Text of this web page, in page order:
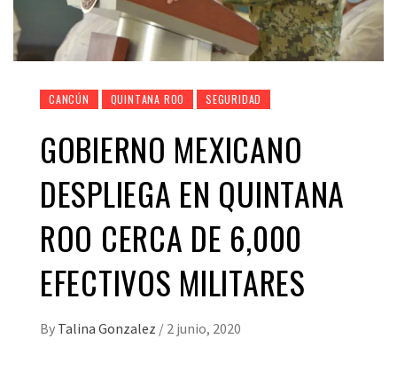
CANCÚN QUINTANA ROO SEGURIDAD
GOBIERNO MEXICANO
DESPLIEGA EN QUINTANA
ROO CERCA DE 6,000
EFECTIVOS MILITARES
By Talina Gonzalez / 2 junio, 2020